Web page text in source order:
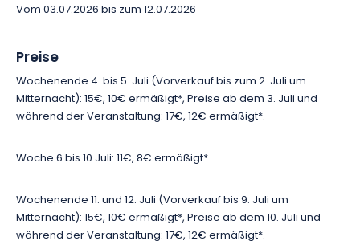
Elsass einzigartiges Erlebnis. Kommen Sie kostümiert, teilen Sie
Vom 03.07.2026 bis zum 12.07.2026
Preise
Wochenende 4. bis 5. Juli (Vorverkauf bis zum 2. Juli um
Mitternacht): 15€, 10€ ermäßigt*, Preise ab dem 3. Juli und
während der Veranstaltung: 17€, 12€ ermäßigt*.
Woche 6 bis 10 Juli: 11€, 8€ ermäßigt*.
Wochenende 11. und 12. Juli (Vorverkauf bis 9. Juli um
Mitternacht): 15€, 10€ ermäßigt*, Preise ab dem 10. Juli und
während der Veranstaltung: 17€, 12€ ermäßigt*.